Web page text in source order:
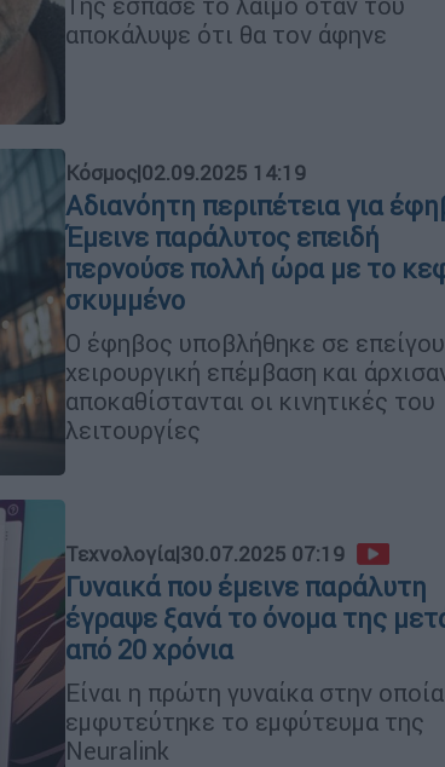
αποκάλυψε ότι θα τον άφηνε
Κόσμος|02.09.2025 14:19
Αδιανόητη περιπέτεια για
Έμεινε παράλυτος επειδή
περνούσε πολλή ώρα με το
σκυμμένο
Ο έφηβος υποβλήθηκε σε
χειρουργική επέμβαση και
αποκαθίστανται οι κινητικές του
λειτουργίες
Τεχνολογία|30.07.2025 07:19
Γυναικά που έμεινε παράλυτη
έγραψε ξανά το όνομα της
από 20 χρόνια
Είναι η πρώτη γυναίκα στην οποία
εμφυτεύτηκε το εμφύτευμα της
Neuralink